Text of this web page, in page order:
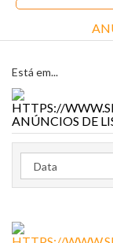
Está em...
ANÚNCIOS DE